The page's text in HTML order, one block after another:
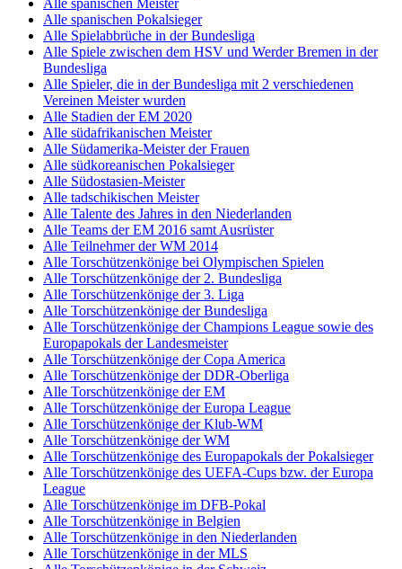
Alle spanischen Pokalsieger
Alle Spielabbrüche in der Bundesliga
Alle Spiele zwischen dem HSV und Werder Bremen in der
Bundesliga
Alle Spieler, die in der Bundesliga mit 2 verschiedenen
Vereinen Meister wurden
Alle Stadien der EM 2020
Alle südafrikanischen Meister
Alle Südamerika-Meister der Frauen
Alle südkoreanischen Pokalsieger
Alle Südostasien-Meister
Alle tadschikischen Meister
Alle Talente des Jahres in den Niederlanden
Alle Teams der EM 2016 samt Ausrüster
Alle Teilnehmer der WM 2014
Alle Torschützenkönige bei Olympischen Spielen
Alle Torschützenkönige der 2. Bundesliga
Alle Torschützenkönige der 3. Liga
Alle Torschützenkönige der Bundesliga
Alle Torschützenkönige der Champions League sowie des
Europapokals der Landesmeister
Alle Torschützenkönige der Copa America
Alle Torschützenkönige der DDR-Oberliga
Alle Torschützenkönige der EM
Alle Torschützenkönige der Europa League
Alle Torschützenkönige der Klub-WM
Alle Torschützenkönige der WM
Alle Torschützenkönige des Europapokals der Pokalsieger
Alle Torschützenkönige des UEFA-Cups bzw. der Europa
League
Alle Torschützenkönige im DFB-Pokal
Alle Torschützenkönige in Belgien
Alle Torschützenkönige in den Niederlanden
Alle Torschützenkönige in der MLS